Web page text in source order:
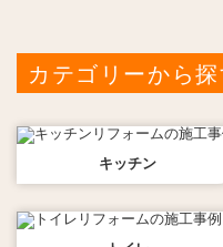
カテゴリーから探
キッチン